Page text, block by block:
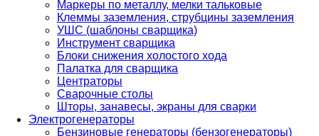
Маркеры по металлу, мелки тальковые
Клеммы заземления, струбцины заземления
УШС (шаблоны сварщика)
Инструмент сварщика
Блоки снижения холостого хода
Палатка для сварщика
Центраторы
Сварочные столы
Шторы, занавесы, экраны для сварки
Электрогенераторы
Бензиновые генераторы (бензогенераторы)